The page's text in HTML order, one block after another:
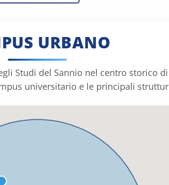
URBANO
Studi del Sannio nel centro storico
universitario e le principali